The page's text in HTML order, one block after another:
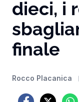
dieci, i
finale
Rocco Placanica